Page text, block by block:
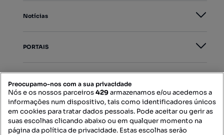
Notícias
PORTAIS
Contacte-nos
Preocupamo-nos com a sua privacidade
Nós e os nossos parceiros429armazenamos e/ou acedemos a
informações num dispositivo, tais como identificadores únicos
em cookies para tratar dados pessoais. Pode aceitar ou gerir as
suas escolhas clicando abaixo ou em qualquer momento na
página da política de privacidade. Estas escolhas serão